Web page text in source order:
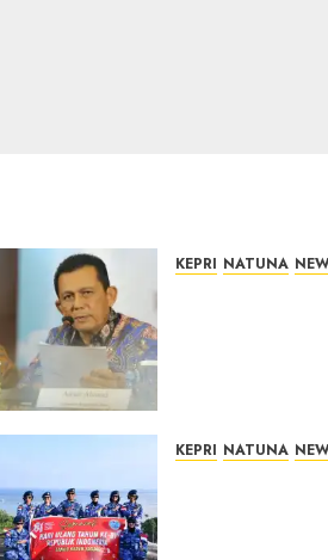
KEPRI NATUNA
KEPRI NATUNA